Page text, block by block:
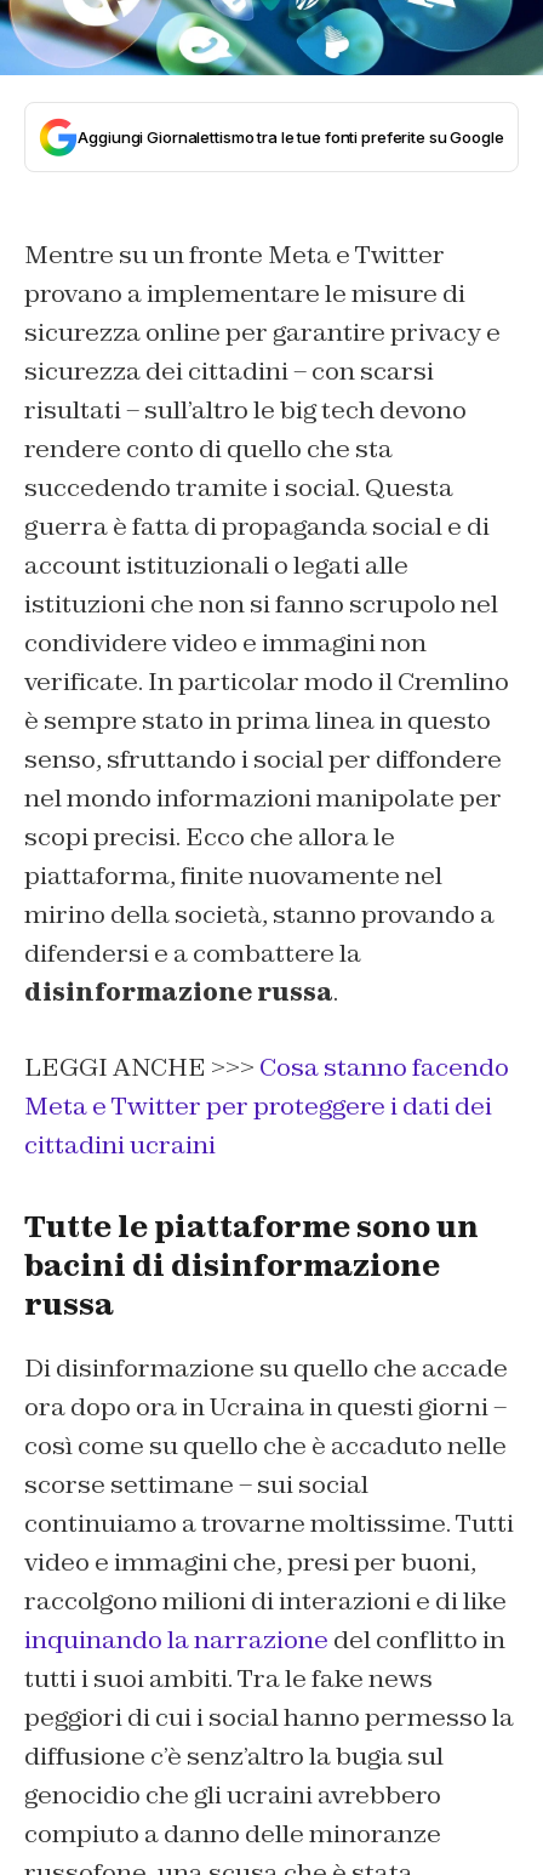
Aggiungi Giornalettismo tra le tue fonti preferite su Google
Mentre su un fronte Meta e Twitter
provano a implementare le misure di
sicurezza online per garantire privacy e
sicurezza dei cittadini – con scarsi
risultati – sull’altro le big tech devono
rendere conto di quello che sta
succedendo tramite i social. Questa
guerra è fatta di propaganda social e di
account istituzionali o legati alle
istituzioni che non si fanno scrupolo nel
condividere video e immagini non
verificate. In particolar modo il Cremlino
è sempre stato in prima linea in questo
senso, sfruttando i social per diffondere
nel mondo informazioni manipolate per
scopi precisi. Ecco che allora le
piattaforma, finite nuovamente nel
mirino della società, stanno provando a
difendersi e a combattere la
disinformazione russa.
LEGGI ANCHE >>> Cosa stanno facendo
Meta e Twitter per proteggere i dati dei
cittadini ucraini
Tutte le piattaforme sono un
bacini di disinformazione
russa
Di disinformazione su quello che accade
ora dopo ora in Ucraina in questi giorni –
così come su quello che è accaduto nelle
scorse settimane – sui social
continuiamo a trovarne moltissime. Tutti
video e immagini che, presi per buoni,
raccolgono milioni di interazioni e di like
inquinando la narrazione del conflitto in
tutti i suoi ambiti. Tra le fake news
peggiori di cui i social hanno permesso la
diffusione c’è senz’altro la bugia sul
genocidio che gli ucraini avrebbero
compiuto a danno delle minoranze